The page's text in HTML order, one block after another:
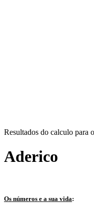
Resultados do calculo para
Aderico
Os números e a sua vida: